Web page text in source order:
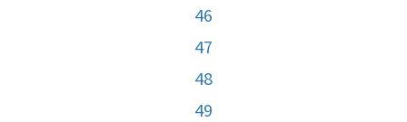
46
47
48
49